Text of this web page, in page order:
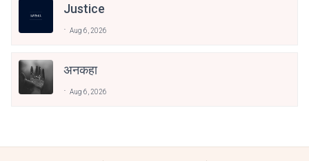
Justice
Aug 6, 2026
अनकहा
Aug 6, 2026